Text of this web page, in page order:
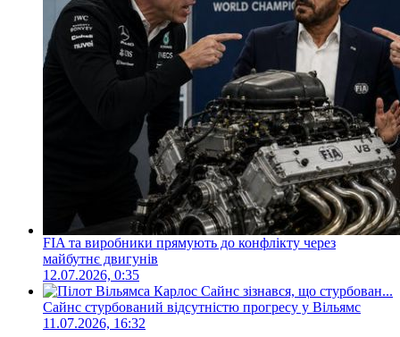
FIA та виробники прямують до конфлікту через
майбутнє двигунів
12.07.2026, 0:35
Сайнс стурбований відсутністю прогресу у Вільямс
11.07.2026, 16:32